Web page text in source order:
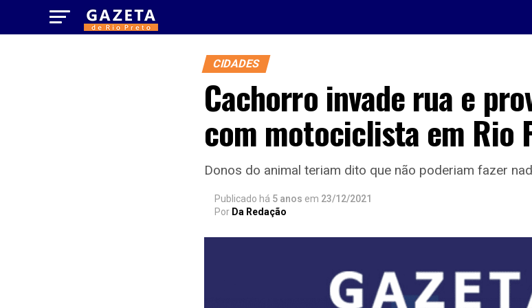
CIDADES
Cachorro invade rua e
com motociclista em Rio
Donos do animal teriam dito que não poderiam fazer
Publicado há 5 anos em 23/12/2021
Por Da Redação